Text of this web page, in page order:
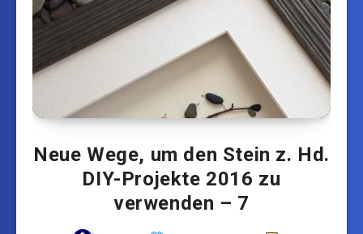
Neue Wege, um den Stein z. Hd.
DIY-Projekte 2016 zu
verwenden – 7